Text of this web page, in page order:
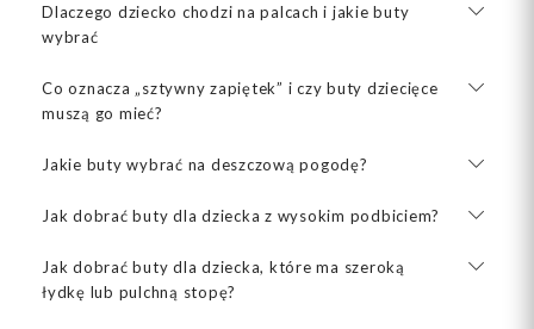
Dlaczego dziecko chodzi na palcach i jakie buty
wybrać
Co oznacza „sztywny zapiętek” i czy buty dziecięce
muszą go mieć?
Jakie buty wybrać na deszczową pogodę?
Jak dobrać buty dla dziecka z wysokim podbiciem?
Jak dobrać buty dla dziecka, które ma szeroką
łydkę lub pulchną stopę?